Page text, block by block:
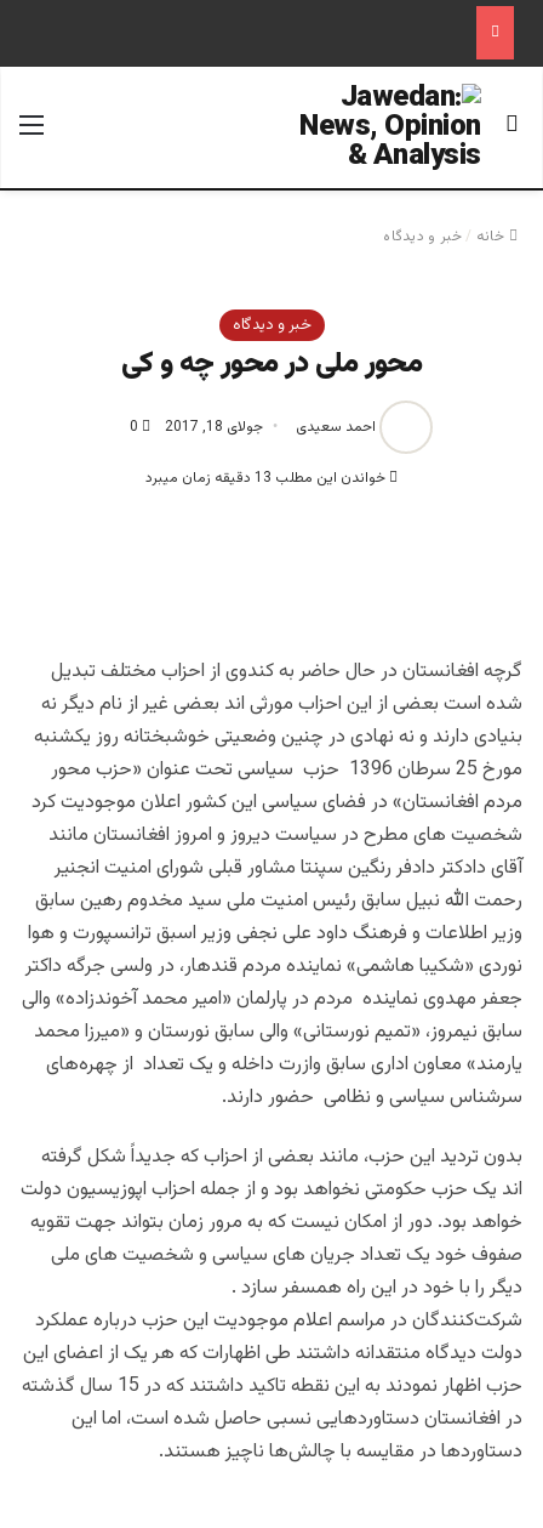
جستجو برای
خانه /خبر و دیدگاه
خبر و دیدگاه
محور ملی در محور چه و کی
احمد سعیدی جولای 18, 2017 0
خواندن این مطلب 13 دقیقه زمان میبرد
گرچه افغانستان در حال حاضر به کندوی از احزاب مختلف تبدیل
شده است بعضی از این احزاب مورثی اند بعضی غیر از نام دیگر نه
بنیادی دارند و نه نهادی در چنین وضعیتی خوشبختانه روز یکشنبه
مورخ 25 سرطان 1396 حزب سیاسی تحت عنوان «حزب محور
مردم افغانستان» در فضای سیاسی این کشور اعلان موجودیت کرد
شخصیت های مطرح در سیاست دیروز و امروز افغانستان مانند
آقای دادکتر دادفر رنگین سپنتا مشاور قبلی شورای امنیت انجنیر
رحمت الله نبیل سابق رئیس امنیت ملی سید مخدوم رهین سابق
وزیر اطلاعات و فرهنگ داود علی نجفی وزیر اسبق ترانسپورت و هوا
نوردی «شکیبا هاشمی» نماینده مردم قندهار، در ولسی جرگه داکتر
جعفر مهدوی نماینده مردم در پارلمان «امیر محمد آخوندزاده» والی
سابق نیمروز، «تمیم نورستانی» والی سابق نورستان و «میرزا محمد
یارمند» معاون اداری سابق وازرت داخله و یک تعداد از چهره‌های
سرشناس سیاسی و نظامی حضور دارند.
بدون تردید این حزب، مانند بعضی از احزاب که جدیداً شکل گرفته
اند یک حزب حکومتی نخواهد بود و از جمله احزاب اپوزیسیون دولت
خواهد بود. دور از امکان نیست که به مرور زمان بتواند جهت تقویه
صفوف خود یک تعداد جریان های سیاسی و شخصیت های ملی
دیگر را با خود در این راه همسفر سازد .
شرکت‌کنندگان در مراسم اعلام موجودیت این حزب درباره عملکرد
دولت دیدگاه منتقدانه داشتند طی اظهارات که هر یک از اعضای این
حزب اظهار نمودند به این نقطه تاکید داشتند که در 15 سال گذشته
در افغانستان دستاوردهایی نسبی حاصل شده است، اما این
دستاوردها در مقایسه با چالش‌ها ناچیز هستند.